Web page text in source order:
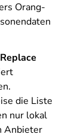
Orang-
Replace
die Liste
nur lokal
Anbieter